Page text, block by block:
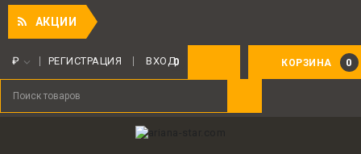
АКЦИИ
КОРЗИНА 0
0
РЕГИСТРАЦИЯ ВХОД
₽
Для авторизованных пользователей
от совершенной покупки. Бонусами
можно оплатить до 30% заказа.